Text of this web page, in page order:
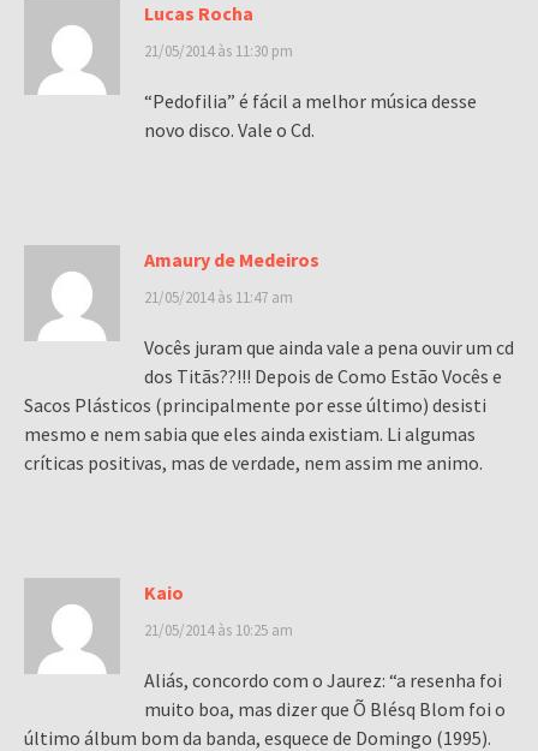
Lucas Rocha
21/05/2014 às 11:30 pm
“Pedofilia” é fácil a melhor música desse
novo disco. Vale o Cd.
Amaury de Medeiros
21/05/2014 às 11:47 am
Vocês juram que ainda vale a pena ouvir um cd
dos Titãs??!!! Depois de Como Estão Vocês e
Sacos Plásticos (principalmente por esse último) desisti
mesmo e nem sabia que eles ainda existiam. Li algumas
críticas positivas, mas de verdade, nem assim me animo.
Kaio
21/05/2014 às 10:25 am
Aliás, concordo com o Jaurez: “a resenha foi
muito boa, mas dizer que Õ Blésq Blom foi o
último álbum bom da banda, esquece de Domingo (1995).